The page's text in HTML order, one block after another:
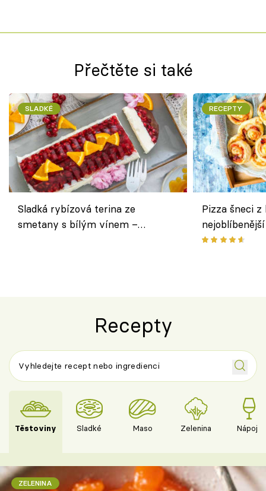
Přečtěte si také
SLADKÉ
Sladká rybízová terina ze
smetany s bílým vínem –
RECEPTY
Pizza šneci
Recepty
Těstoviny Sladké Maso Zelenina Nápoje
ZELENINA